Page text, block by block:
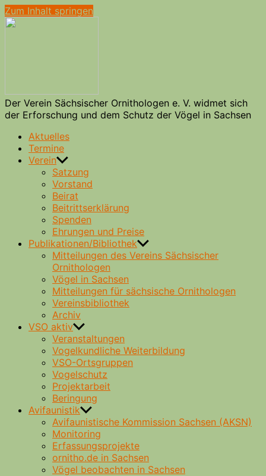
Zum Inhalt springen
Der Verein Sächsischer Ornithologen e. V. widmet sich
der Erforschung und dem Schutz der Vögel in Sachsen
Aktuelles
Termine
Verein
Satzung
Vorstand
Beirat
Beitrittserklärung
Spenden
Ehrungen und Preise
Publikationen/Bibliothek
Mitteilungen des Vereins Sächsischer
Ornithologen
Vögel in Sachsen
Mitteilungen für sächsische Ornithologen
Vereinsbibliothek
Archiv
VSO aktiv
Veranstaltungen
Vogelkundliche Weiterbildung
VSO-Ortsgruppen
Vogelschutz
Projektarbeit
Beringung
Avifaunistik
Avifaunistische Kommission Sachsen (AKSN)
Monitoring
Erfassungsprojekte
ornitho.de in Sachsen
Vögel beobachten in Sachsen